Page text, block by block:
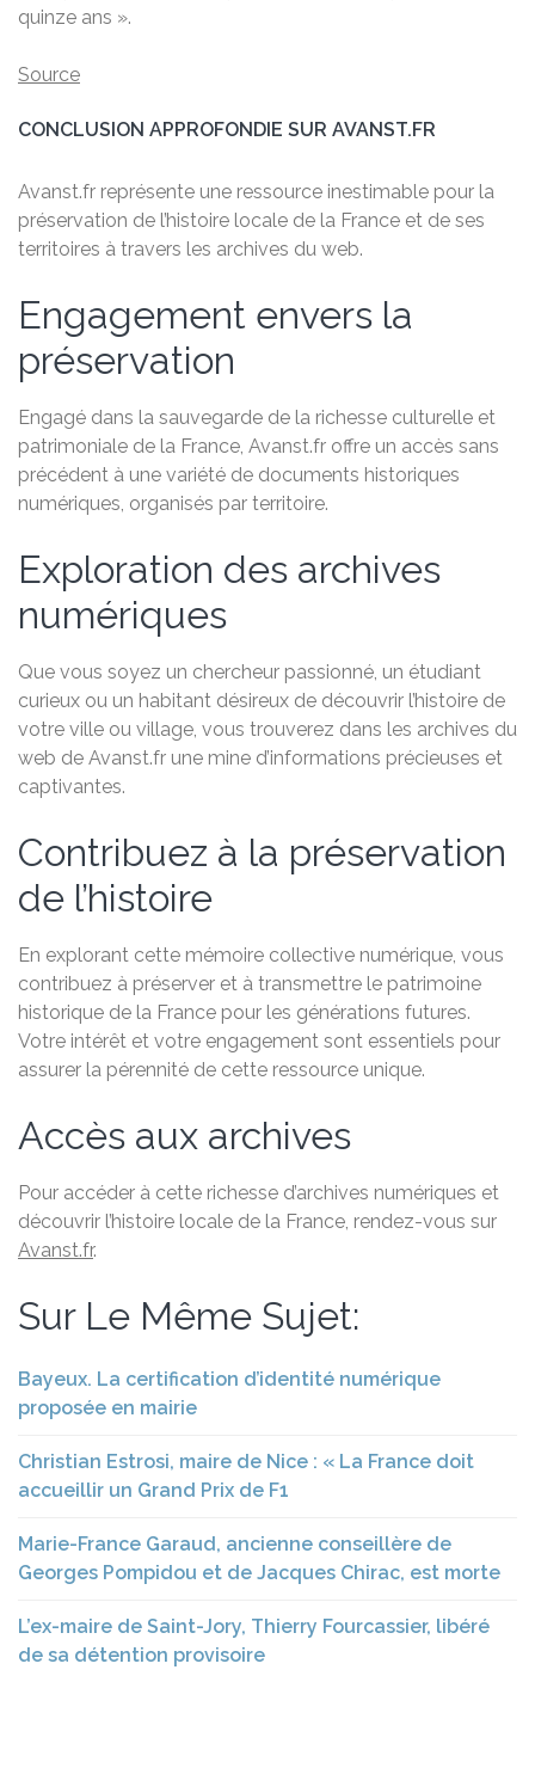
quinze ans ».
Source
CONCLUSION APPROFONDIE SUR AVANST.FR
Avanst.fr représente une ressource inestimable pour la
préservation de l’histoire locale de la France et de ses
territoires à travers les archives du web.
Engagement envers la
préservation
Engagé dans la sauvegarde de la richesse culturelle et
patrimoniale de la France, Avanst.fr offre un accès sans
précédent à une variété de documents historiques
numériques, organisés par territoire.
Exploration des archives
numériques
Que vous soyez un chercheur passionné, un étudiant
curieux ou un habitant désireux de découvrir l’histoire de
votre ville ou village, vous trouverez dans les archives du
web de Avanst.fr une mine d’informations précieuses et
captivantes.
Contribuez à la préservation
de l’histoire
En explorant cette mémoire collective numérique, vous
contribuez à préserver et à transmettre le patrimoine
historique de la France pour les générations futures.
Votre intérêt et votre engagement sont essentiels pour
assurer la pérennité de cette ressource unique.
Accès aux archives
Pour accéder à cette richesse d’archives numériques et
découvrir l’histoire locale de la France, rendez-vous sur
Avanst.fr.
Sur Le Même Sujet:
Bayeux. La certification d’identité numérique
proposée en mairie
Christian Estrosi, maire de Nice : « La France doit
accueillir un Grand Prix de F1
Marie-France Garaud, ancienne conseillère de
Georges Pompidou et de Jacques Chirac, est morte
L’ex-maire de Saint-Jory, Thierry Fourcassier, libéré
de sa détention provisoire